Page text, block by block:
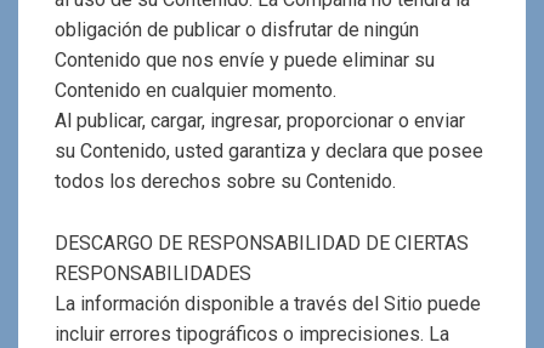
obligación de publicar o disfrutar de ningún
Contenido que nos envíe y puede eliminar su
Contenido en cualquier momento.
Al publicar, cargar, ingresar, proporcionar o enviar
su Contenido, usted garantiza y declara que posee
todos los derechos sobre su Contenido.
DESCARGO DE RESPONSABILIDAD DE CIERTAS
RESPONSABILIDADES
La información disponible a través del Sitio puede
incluir errores tipográficos o imprecisiones. La